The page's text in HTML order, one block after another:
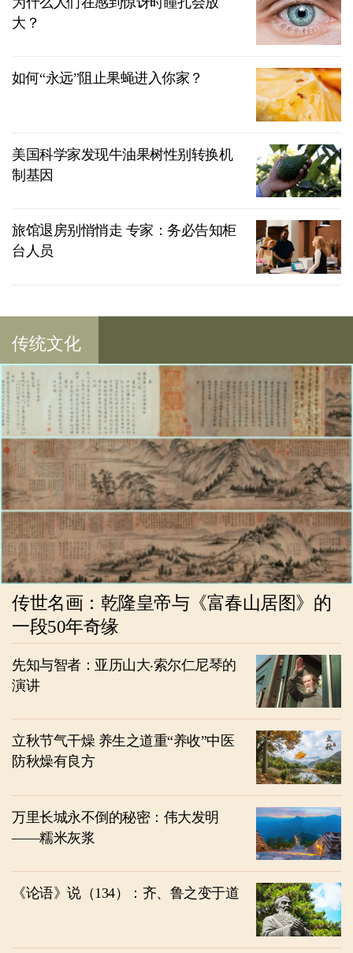
大？
如何“永远”阻止果蝇进入你家？
美国科学家发现牛油果树性别转换机
制基因
旅馆退房别悄悄走 专家：务必告知柜
台人员
传统文化
传世名画：乾隆皇帝与《富春山居图》的
一段50年奇缘
先知与智者：亚历山大‧索尔仁尼琴的
演讲
立秋节气干燥 养生之道重“养收”中医
防秋燥有良方
万里长城永不倒的秘密：伟大发明
——糯米灰浆
《论语》说（134）：齐、鲁之变于道